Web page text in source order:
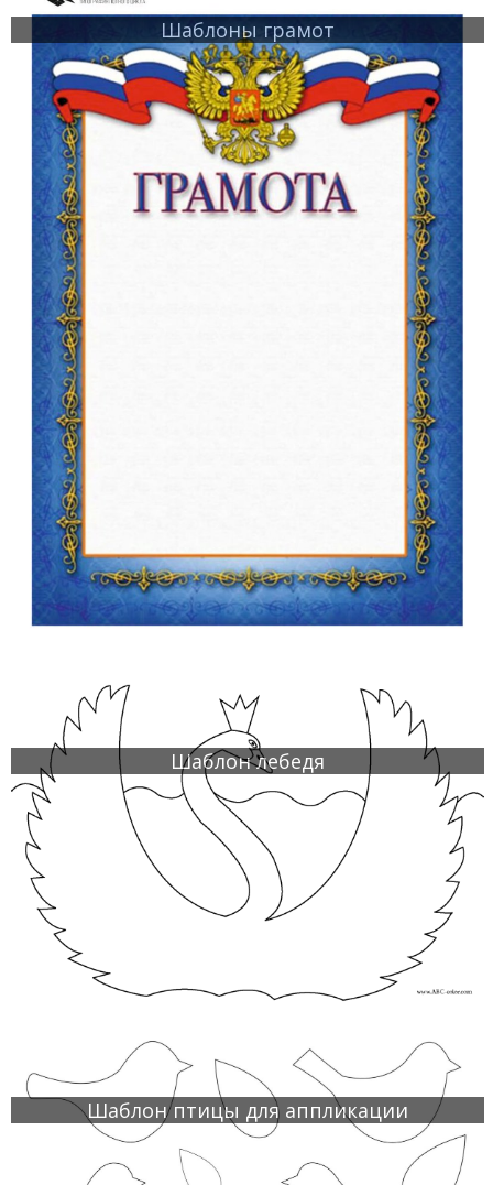
Шаблоны грамот
Шаблон лебедя
Шаблон птицы для аппликации